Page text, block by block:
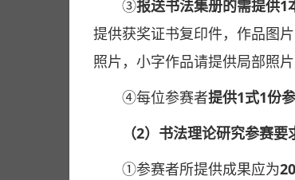
③报送书法集册的需提供1
提供获奖证书复印件，作品图
照片，小字作品请提供局部照片
④每位参赛者提供1式1份
（2）书法理论研究参赛要
①参赛者所提供成果应为